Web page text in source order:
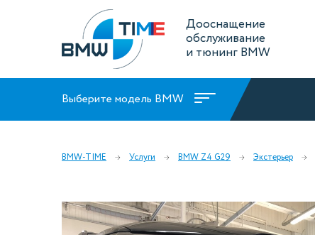
Дооснащение
обслуживание
и тюнинг BMW
Выберите модель BMW
BMW-TIME Услуги BMW Z4 G29 Экстерьер